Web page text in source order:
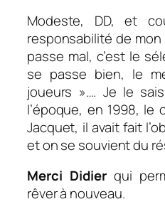
Modeste, DD, et
responsabilité de
passe mal, c’est le
se passe bien, le
joueurs »…. Je le
l’époque, en 1998, le
Jacquet, il avait fait
et on se souvient du
Merci Didierqui
rêver à nouveau.